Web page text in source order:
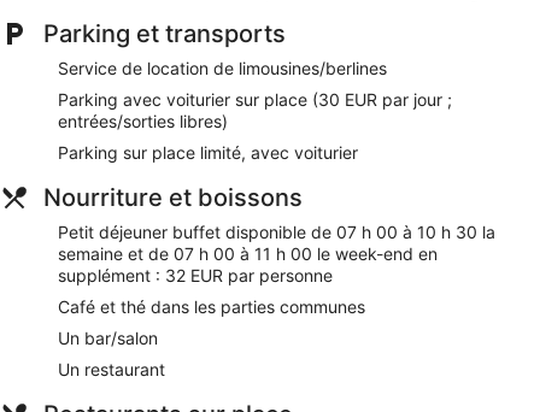
fourni tous les jours.
Cet hôtel propose un centre de remise en forme.
Les activités de loisir répertoriées ci-dessous sont
accessibles directement sur place ou à proximité. Ces
activités peuvent faire l'objet de frais supplémentaires.
Nos clients nous ont dit qu'ils avaient été enchantés par le
personnel attentionné de Le Louise Hotel Brussels - MGallery.
Lors de votre séjour, vous ne serez qu'à quelques minutes de
marche de Avenue Louise. Dans cet hébergement, vous
profiterez de prestations de choix comme l'accès Wi-Fi à
Internet gratuit et un restaurant, sans oublier un centre de
remise en forme. Cet hébergement propose des services et
équipements pour chouchouter les boules de tous poils,
notamment des gamelles pour l'eau et la nourriture.
Wi-Fi gratuit (vitesse : 100 Mbit/s ou plus (pour 1 à 2
Parking et transports
Service de location de limousines/berlines
Parking avec voiturier sur place (30 EUR par jour ;
entrées/sorties libres)
Parking sur place limité, avec voiturier
Nourriture et boissons
Petit déjeuner buffet disponible de 07 h 00 à 10 h 30 la
semaine et de 07 h 00 à 11 h 00 le week-end en
supplément : 32 EUR par personne
Café et thé dans les parties communes
Un bar/salon
Un restaurant